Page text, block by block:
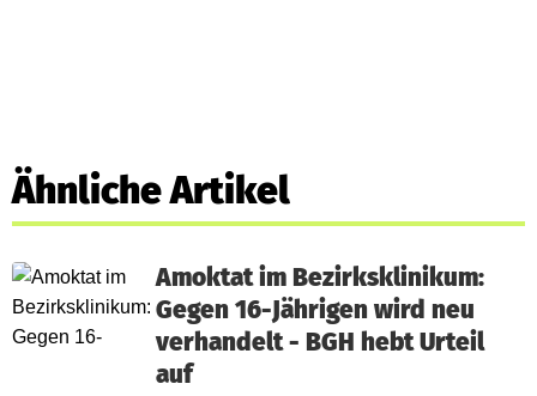
Ähnliche Artikel
Amoktat im Bezirksklinikum:
Gegen 16-Jährigen wird neu
verhandelt - BGH hebt Urteil
auf